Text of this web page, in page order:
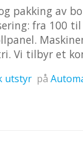
pakking av
fra 100
Vi tilbyr et
utstyr på